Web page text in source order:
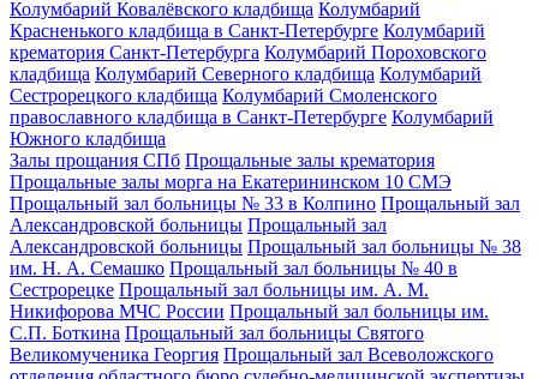
Колумбарий Ковалёвского кладбища Колумбарий
Красненького кладбища в Санкт-Петербурге Колумбарий
крематория Cанкт-Петербурга Колумбарий Пороховского
кладбища Колумбарий Северного кладбища Колумбарий
Сестрорецкого кладбища Колумбарий Смоленского
православного кладбища в Санкт-Петербурге Колумбарий
Южного кладбища
Залы прощания СПб Прощальные залы крематория
Прощальные залы морга на Екатерининском 10 СМЭ
Прощальный зал больницы № 33 в Колпино Прощальный зал
Александровской больницы Прощальный зал
Александровской больницы Прощальный зал больницы № 38
им. Н. А. Семашко Прощальный зал больницы № 40 в
Сестрорецке Прощальный зал больницы им. А. М.
Никифорова МЧС России Прощальный зал больницы им.
С.П. Боткина Прощальный зал больницы Святого
Великомученика Георгия Прощальный зал Всеволожского